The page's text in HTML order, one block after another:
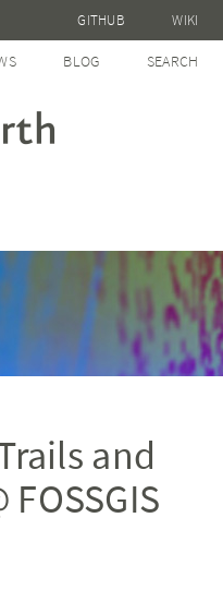
GITHUB WIKI
BLOG SEARCH
and